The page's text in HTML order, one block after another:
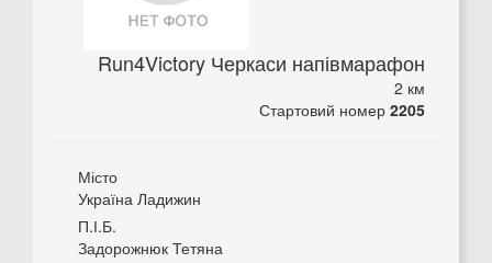
Run4Victory Черкаси напівмарафон
2 км
Стартовий номер 2205
Місто
Україна Ладижин
П.І.Б.
Задорожнюк Тетяна